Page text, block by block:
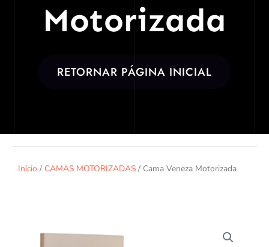
Motorizada
RETORNAR PÁGINA INICIAL
Início / CAMAS MOTORIZADAS / Cama Veneza Motorizada